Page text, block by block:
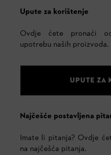
Upute za korištenje
Ovdje ćete pronaći
upotrebu naših proizvoda.
UPUTE ZA
Najčešće postavljena
Imate li pitanja? Ovdje
na najčešća pitanja.